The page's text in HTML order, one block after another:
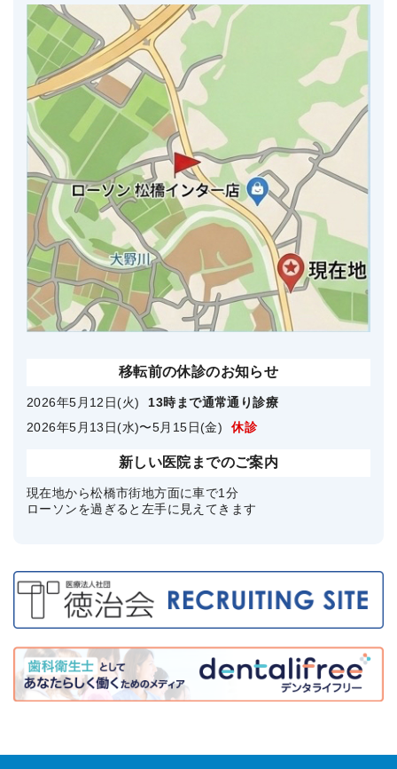
移転前の休診のお知らせ
2026年5月12日(火)
13時まで通常通り診療
2026年5月13日(水)〜5月15日(金)
休診
新しい医院までのご案内
現在地から松橋市街地方面に車で1分
ローソンを過ぎると左手に見えてきます